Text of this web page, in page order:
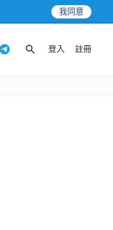
我同意
登入 註冊